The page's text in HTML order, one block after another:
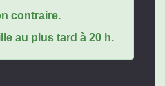
contraire.
au plus tard à 20 h.